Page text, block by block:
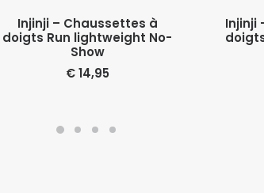
CHOIX DES OPTIONS
Injinji – Chaussettes à
doigts Run lightweight No-
Show
€14,95
Injinji